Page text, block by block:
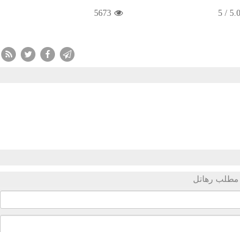
5.0
/
5
5673
مطلب رهاتل